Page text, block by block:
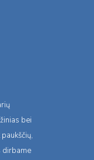
bei
dirbame